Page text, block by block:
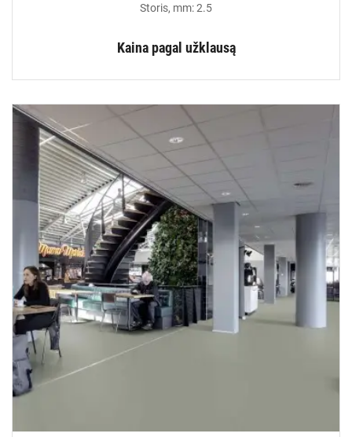
Storis, mm: 2.5
Kaina pagal užklausą